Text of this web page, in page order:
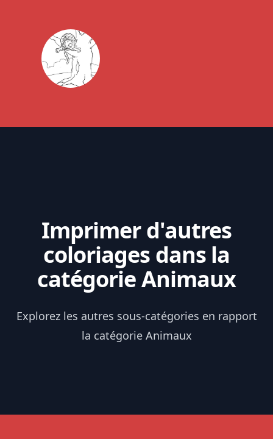
Imprimer d'autres
coloriages dans la
catégorie Animaux
Explorez les autres sous-catégories en rapport
la catégorie Animaux